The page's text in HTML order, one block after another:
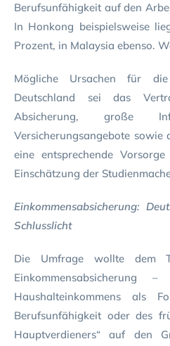
Berufsunfähigkeit auf den
In Honkong beispielsweise
Prozent, in Malaysia ebenso.
Mögliche Ursachen für
Deutschland sei das
Absicherung, große
Versicherungsangebote sowie
eine entsprechende
Einschätzung der
Einkommensabsicherung:
Schlusslicht
Die Umfrage wollte dem
Einkommensabsicherung
Haushalteinkommens als
Berufsunfähigkeit oder des
Hauptverdieners“ auf den